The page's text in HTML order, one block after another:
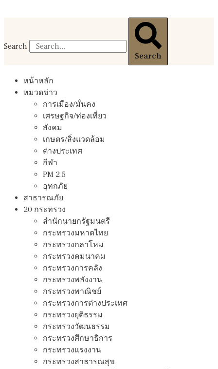
Search
Search
หน้าหลัก
หมวดข่าว
การเมือง/มั่นคง
เศรษฐกิจ/ท่องเที่ยว
สังคม
เกษตร/สิ่งแวดล้อม
ต่างประเทศ
กีฬา
PM 2.5
อุทกภัย
สาธารณภัย
20 กระทรวง
สํานักนายกรัฐมนตรี
กระทรวงมหาดไทย
กระทรวงกลาโหม
กระทรวงคมนาคม
กระทรวงการคลัง
กระทรวงพลังงาน
กระทรวงพาณิชย์
กระทรวงการต่างประเทศ
กระทรวงยุติธรรม
กระทรวงวัฒนธรรม
กระทรวงศึกษาธิการ
กระทรวงแรงงาน
กระทรวงสาธารณสุข